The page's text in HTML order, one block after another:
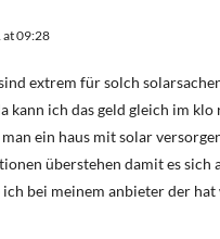
at 09:28
extrem für solch
kann ich das geld gleich im
ein haus mit solar
überstehen damit es sich
ich bei meinem anbieter der